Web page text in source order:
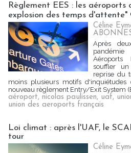
Règlement EES : les aéroports
explosion des temps d'attente"
Céline
Après
Aéroports
souffler
reprise du
moins plusieurs motifs
nouveau règlement Entry/Exit System
aéroport, nicolas paulissen, uaf,
union des aeroports français
Loi climat : après l'UAF, le
tour
Céline